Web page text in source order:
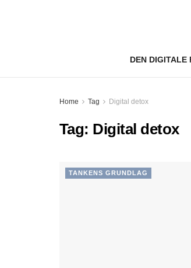
DEN DIGITALE
Home Tag Digital detox
Tag: Digital detox
TANKENS GRUNDLAG